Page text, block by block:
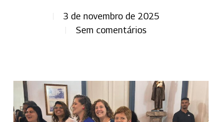
3 de novembro de 2025
Sem comentários